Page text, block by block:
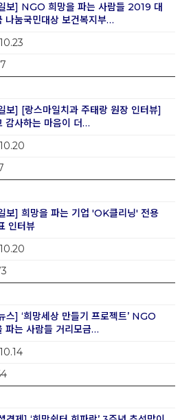
보] NGO 희망을 파는 사람들 2019 대
나눔국민대상 보건복지부…
보] [랑스마일치과 주태랑 원장 인터뷰]
감사하는 마음이 더…
보] 희망을 파는 기업 'OK클리닝' 전용
인터뷰
스] ‘희망세상 만들기 프로젝트’ NGO
파는 사람들 거리모금…